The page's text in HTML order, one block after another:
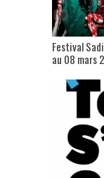
Festival
au 08 mars